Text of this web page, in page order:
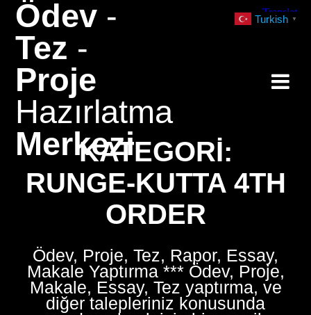
Ödev -
Tez -
Proje
Hazırlatma
MerkeziKATEGORI:
RUNGE-KUTTA 4TH
ORDER
Ödev, Proje, Tez, Rapor, Essay,
Makale Yaptırma *** Ödev, Proje,
Makale, Essay, Tez yaptırma, ve
diğer talepleriniz konusunda
Turkish ▼